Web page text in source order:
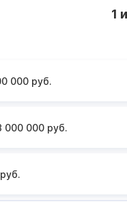
000 руб.
000 000 руб.
1